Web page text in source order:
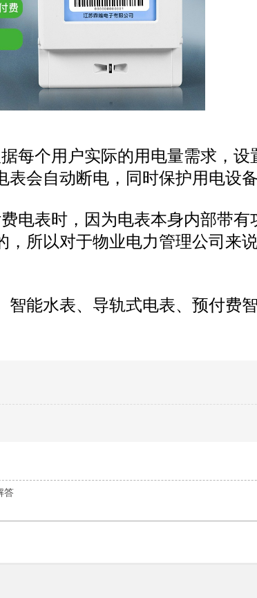
每个用户实际的用电量需求，设
会自动断电，同时保护用电设备
电表时，因为电表本身内部带有
所以对于物业电力管理公司来
能水表、导轨式电表、预付费
答